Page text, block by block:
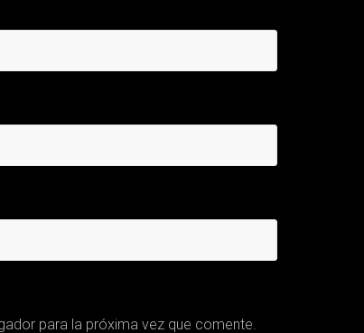
para la próxima vez que comente.